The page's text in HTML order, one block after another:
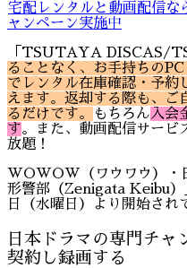
宅配レンタルと動画配信な
ャンペーン実施中
「TSUTAYA DISCAS/
ることなく 、お手持ちの
でレンタル在庫確認・予
えます。返却する際も、ご
るだけです。
もちろん入会
す。また、動画配信サービ
放題！
WOWOW（ワウワウ）・
形警部（Zenigata Keibu）
日（水曜日）より開始され
日本ドラマの専門チャ
契約し録画する